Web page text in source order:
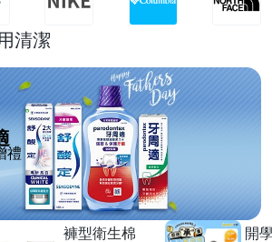
清潔
禮
褲型衛生棉 開